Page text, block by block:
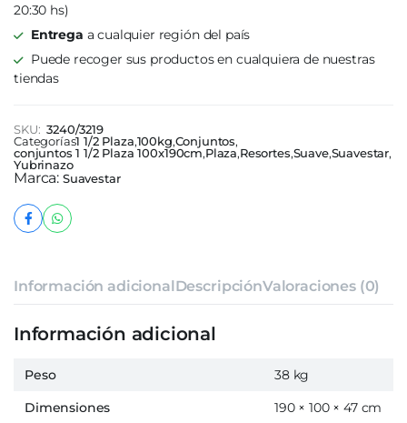
20:30 hs)
Entrega a cualquier región del país
Puede recoger sus productos en cualquiera de nuestras
tiendas
SKU: 3240/3219
Categorías1 1/2 Plaza,100kg,Conjuntos,
conjuntos 1 1/2 Plaza 100x190cm,Plaza,Resortes,Suave,Suavestar,
Yubrinazo
Marca: Suavestar
Información adicionalDescripciónValoraciones (0)
Información adicional
Peso
38 kg
Dimensiones
190 × 100 × 47 cm